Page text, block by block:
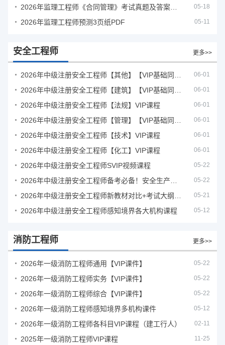
05-18
2026年监理工程师预测3页纸PDF 05-11
安全工程师 更多>>
06-01
06-01
2026年中级注册安全工程师【法规】VIP课程 06-01
06-01
2026年中级注册安全工程师【技术】VIP课程 06-01
2026年中级注册安全工程师【化工】VIP课程 06-01
2026年中级注册安全工程师SVIP视频课程 05-22
05-22
05-21
2026年中级注册安全工程师感知境界各大机构课程 05-12
消防工程师 更多>>
2026年一级消防工程师通用【VIP课件】 05-22
2026年一级消防工程师实务【VIP课件】 05-22
2026年一级消防工程师综合【VIP课件】 05-22
2026年一级消防工程师感知境界多机构课件 05-12
2026年一级消防工程师各科目VIP课程（建工行人） 02-11
2025年一级消防工程师VIP课程 11-25